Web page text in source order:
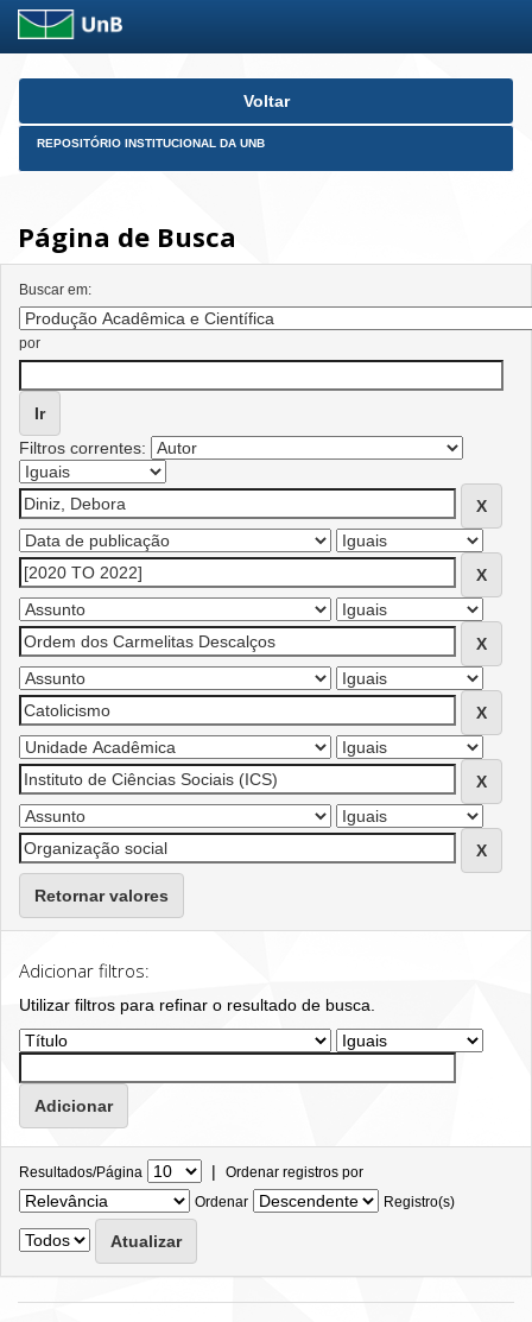
Skip
Voltar
REPOSITÓRIO INSTITUCIONAL DA UNB
Página de Busca
Buscar em:
por
Filtros correntes:
Retornar valores
Adicionar filtros:
Utilizar filtros para refinar o resultado de busca.
Resultados/Página | Ordenar registros por
Ordenar
Registro(s)